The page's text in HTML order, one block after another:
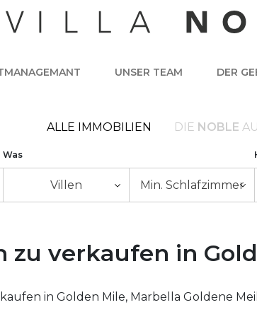
UNSER TEAM DER
ALLE IMMOBILIEN DIE NOBLE
Was
Villen Min. Schlafzimmer
zu verkaufen in
in Golden Mile, Marbella Goldene